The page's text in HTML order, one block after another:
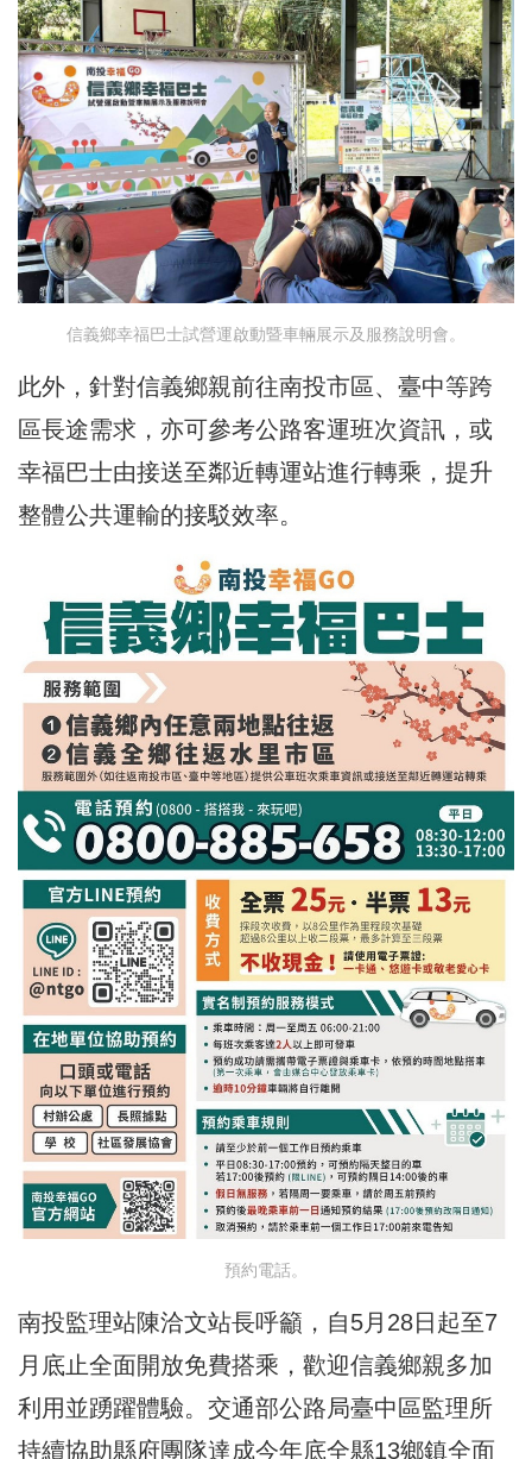
信義鄉幸福巴士試營運啟動暨車輛展示及服務說明會。
此外，針對信義鄉親前往南投市區、臺中等跨
區長途需求，亦可參考公路客運班次資訊，或
幸福巴士由接送至鄰近轉運站進行轉乘，提升
整體公共運輸的接駁效率。
預約電話。
南投監理站陳洽文站長呼籲，自5月28日起至7
月底止全面開放免費搭乘，歡迎信義鄉親多加
利用並踴躍體驗。交通部公路局臺中區監理所
持續協助縣府團隊達成今年底全縣13鄉鎮全面